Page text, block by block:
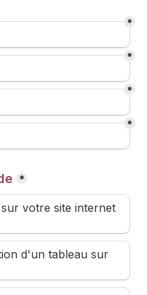
*
*
*
*
*
votre site internet
d'un tableau sur